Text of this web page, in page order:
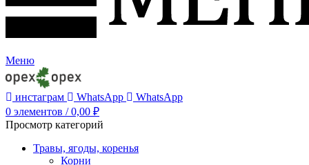
Меню
инстаграм WhatsApp
WhatsApp
0 элементов / 0,00 ₽
Просмотр категорий
Травы, ягоды, коренья
Корни